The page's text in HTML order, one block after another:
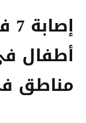
أطفال
مناطق